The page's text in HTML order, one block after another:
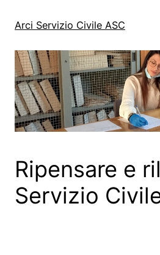
Arci Servizio Civile ASC
Ripensare e
Servizio